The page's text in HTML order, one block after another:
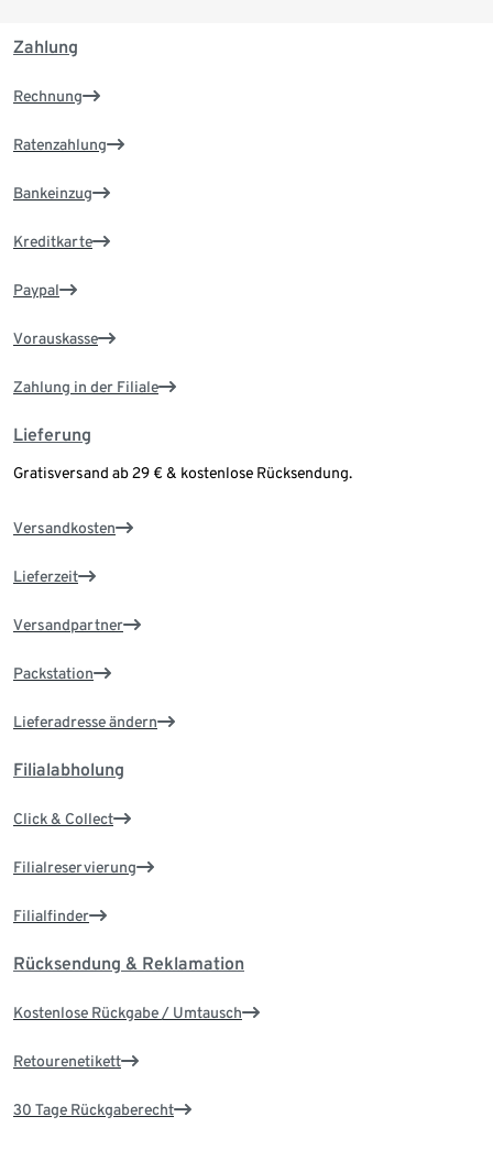
Zahlung
Rechnung
Ratenzahlung
Bankeinzug
Kreditkarte
Paypal
Vorauskasse
Zahlung in der Filiale
Lieferung
Gratisversand ab 29 € & kostenlose Rücksendung.
Versandkosten
Lieferzeit
Versandpartner
Packstation
Lieferadresse ändern
Filialabholung
Click & Collect
Filialreservierung
Filialfinder
Rücksendung & Reklamation
Kostenlose Rückgabe / Umtausch
Retourenetikett
30 Tage Rückgaberecht